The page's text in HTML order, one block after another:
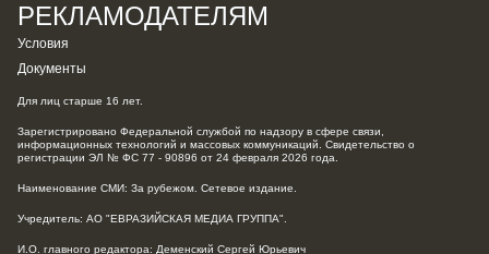
РЕКЛАМОДАТЕЛЯМ
Условия
Документы
Для лиц старше 16 лет.
Зарегистрировано Федеральной службой по надзору в сфере связи,
информационных технологий и массовых коммуникаций. Свидетельство о
регистрации ЭЛ № ФС 77 - 90896 от 24 февраля 2026 года.
Наименование СМИ: За рубежом. Сетевое издание.
Учредитель: АО "ЕВРАЗИЙСКАЯ МЕДИА ГРУППА".
И.О. главного редактора: Деменский Сергей Юрьевич